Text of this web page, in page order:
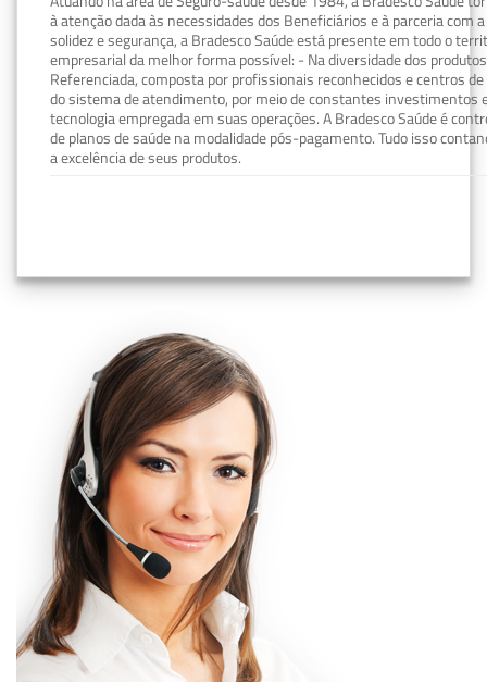
à atenção dada às necessidades dos Beneficiários e à parceria com
solidez e segurança, a Bradesco Saúde está presente em todo o
empresarial da melhor forma possível: - Na diversidade dos
Referenciada, composta por profissionais reconhecidos e centros
do sistema de atendimento, por meio de constantes investimentos
tecnologia empregada em suas operações. A Bradesco Saúde é
de planos de saúde na modalidade pós-pagamento. Tudo isso
a excelência de seus produtos.